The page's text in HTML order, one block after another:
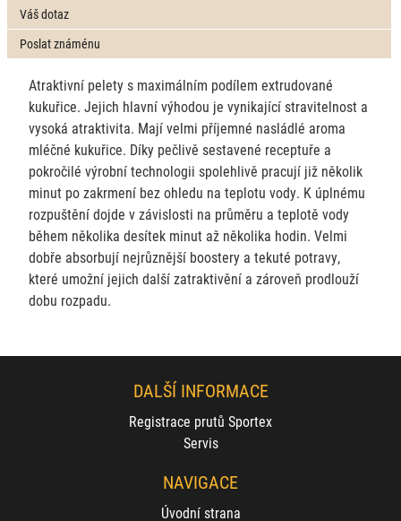
Váš dotaz
Poslat známénu
Atraktivní pelety s maximálním podílem extrudované
kukuřice. Jejich hlavní výhodou je vynikající stravitelnost a
vysoká atraktivita. Mají velmi příjemné nasládlé aroma
mléčné kukuřice. Díky pečlivě sestavené receptuře a
pokročilé výrobní technologii spolehlivě pracují již několik
minut po zakrmení bez ohledu na teplotu vody. K úplnému
rozpuštění dojde v závislosti na průměru a teplotě vody
během několika desítek minut až několika hodin. Velmi
dobře absorbují nejrůznější boostery a tekuté potravy,
které umožní jejich další zatraktivění a zároveň prodlouží
dobu rozpadu.
DALŠÍ INFORMACE
Registrace prutů Sportex
Servis
NAVIGACE
Úvodní strana